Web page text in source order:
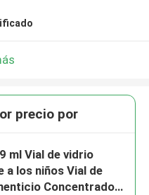
precio por
ml Vial de vidrio
a los niños Vial de
Concentrado